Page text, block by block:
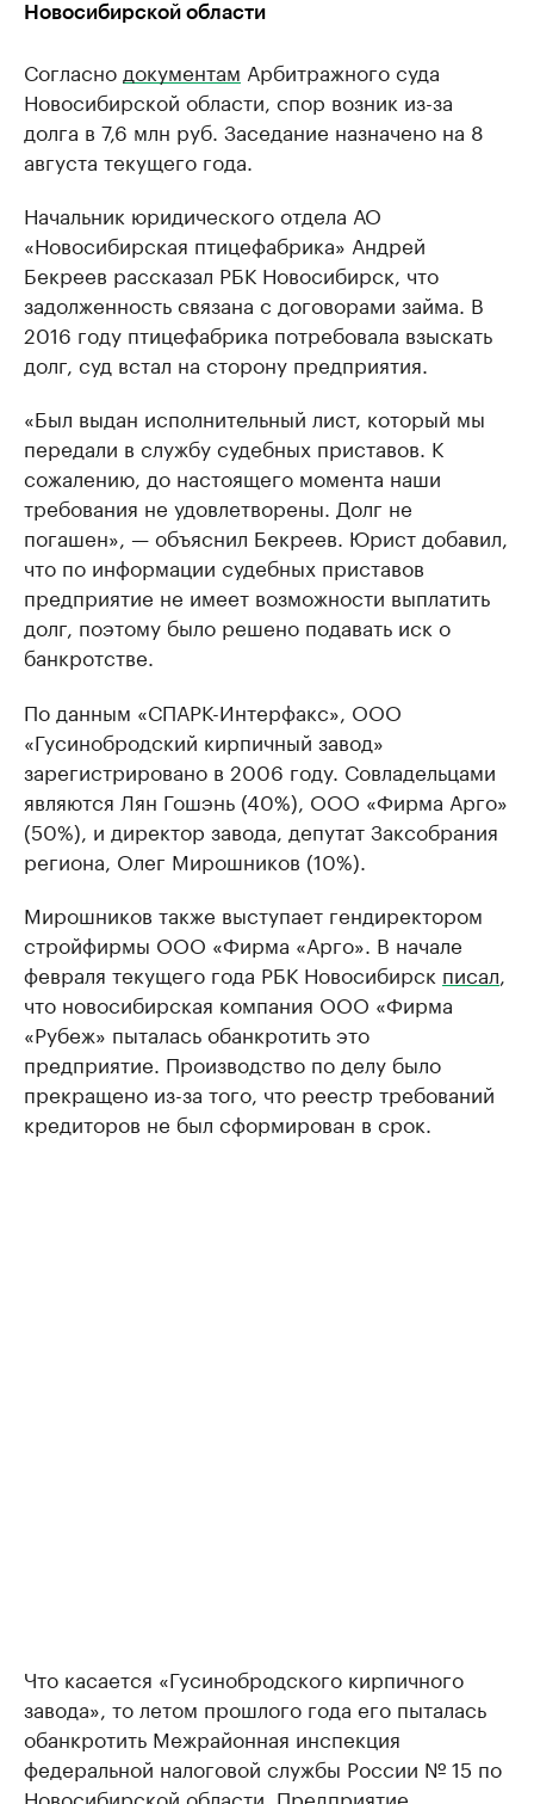
Новосибирской области
Согласно документам Арбитражного суда
Новосибирской области, спор возник из-за
долга в 7,6 млн руб. Заседание назначено на 8
августа текущего года.
Начальник юридического отдела АО
«Новосибирская птицефабрика» Андрей
Бекреев рассказал РБК Новосибирск, что
задолженность связана с договорами займа. В
2016 году птицефабрика потребовала взыскать
долг, суд встал на сторону предприятия.
«Был выдан исполнительный лист, который мы
передали в службу судебных приставов. К
сожалению, до настоящего момента наши
требования не удовлетворены. Долг не
погашен», — объяснил Бекреев. Юрист добавил,
что по информации судебных приставов
предприятие не имеет возможности выплатить
долг, поэтому было решено подавать иск о
банкротстве.
По данным «СПАРК-Интерфакс», ООО
«Гусинобродский кирпичный завод»
зарегистрировано в 2006 году. Совладельцами
являются Лян Гошэнь (40%), ООО «Фирма Арго»
(50%), и директор завода, депутат Заксобрания
региона, Олег Мирошников (10%).​
Мирошников также выступает гендиректором
стройфирмы ООО «Фирма «Арго». В начале
февраля текущего года РБК Новосибирск писал
что новосибирская компания ООО «Фирма
«Рубеж» пыталась обанкротить это
предприятие. Производство по делу было
прекращено из-за того, что реестр требований
кредиторов не был сформирован в срок.
Что касается «Гусинобродского кирпичного
завода», то летом прошлого года его пыталась
обанкротить Межрайонная инспекция
федеральной налоговой службы России № 15 по
Новосибирской области. Предприятие